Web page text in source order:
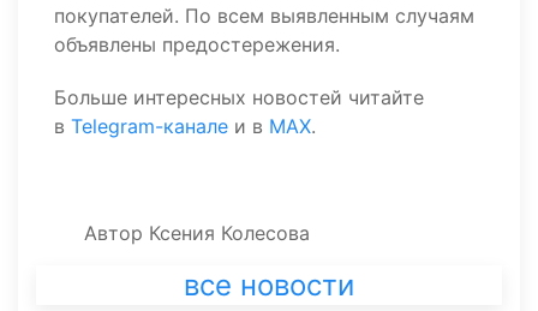
покупателей. По всем выявленным случаям
объявлены предостережения.
Больше интересных новостей читайте
в Telegram-канале и в MAX.
Автор Ксения Колесова
все новости